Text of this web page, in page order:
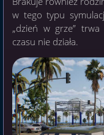
w tego typu
„dzień w grze” trwa
czasu nie działa.